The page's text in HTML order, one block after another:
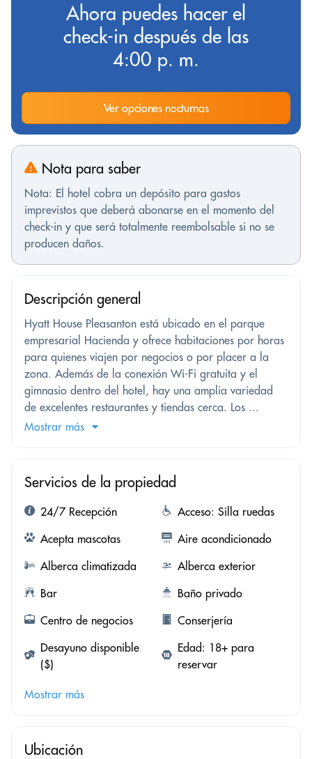
Ahora puedes hacer el
check-in después de las
4:00 p. m.
Ver opciones nocturnas
Nota para saber
Nota: El hotel cobra un depósito para gastos
imprevistos que deberá abonarse en el momento del
check-in y que será totalmente reembolsable si no se
producen daños.
Descripción general
Hyatt House Pleasanton está ubicado en el parque
empresarial Hacienda y ofrece habitaciones por horas
para quienes viajen por negocios o por placer a la
zona. Además de la conexión Wi-Fi gratuita y el
gimnasio dentro del hotel, hay una amplia variedad
de excelentes restaurantes y tiendas cerca. Los ...
Mostrar más
Servicios de la propiedad
24/7 Recepción
Acceso: Silla ruedas
Acepta mascotas
Aire acondicionado
Alberca climatizada
Alberca exterior
Bar
Baño privado
Centro de negocios
Conserjería
Desayuno disponible
($)
Edad: 18+ para
reservar
Mostrar más
Ubicación